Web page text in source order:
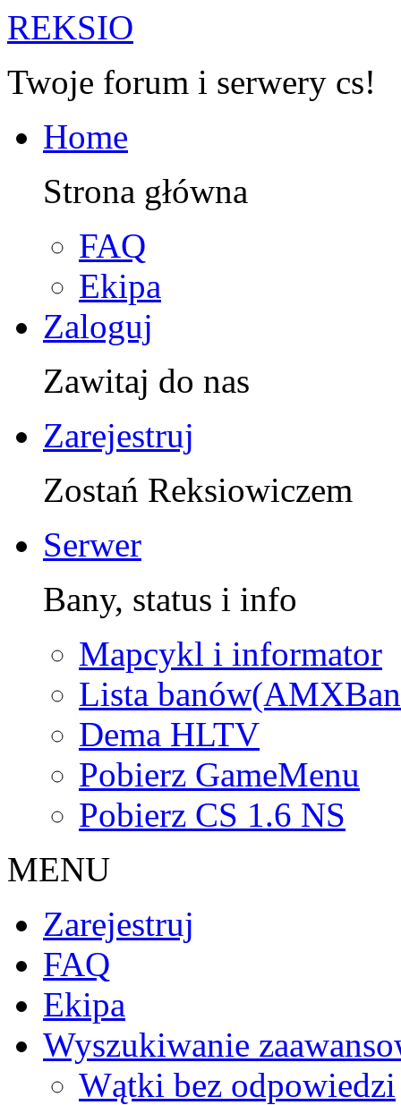
REKSIO
Twoje forum i serwery cs!
Home
Strona główna
FAQ
Ekipa
Zaloguj
Zawitaj do nas
Zarejestruj
Zostań Reksiowiczem
Serwer
Bany, status i info
Mapcykl i informator
Lista
Dema HLTV
Pobierz GameMenu
Pobierz CS 1.6 NS
MENU
Zarejestruj
FAQ
Ekipa
Wyszukiwanie
Wątki bez odpowiedzi